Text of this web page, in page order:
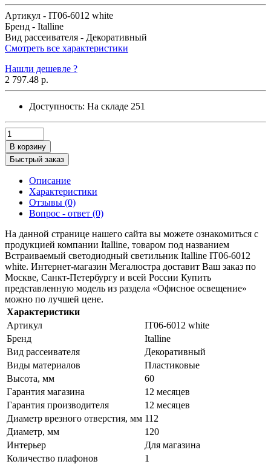
Артикул - IT06-6012 white
Бренд - Italline
Вид рассеивателя - Декоративный
Смотреть все характеристики
Нашли дешевле ?
2 797.48 р.
Доступность: На складе 251
В корзину
Быстрый заказ
Описание
Характеристики
Отзывы (0)
Вопрос - ответ (0)
На данной странице нашего сайта вы можете ознакомиться с
продукцией компании Italline, товаром под названием
Встраиваемый светодиодный светильник Italline IT06-6012
white. Интернет-магазин Мегалюстра доставит Ваш заказ по
Москве, Санкт-Петербургу и всей России Купить
представленную модель из раздела «Офисное освещение»
можно по лучшей цене.
Характеристики
Артикул
IT06-6012 white
Бренд
Italline
Вид рассеивателя
Декоративный
Виды материалов
Пластиковые
Высота, мм
60
Гарантия магазина
12 месяцев
Гарантия производителя
12 месяцев
Диаметр врезного отверстия, мм 112
Диаметр, мм
120
Интерьер
Для магазина
Количество плафонов
1